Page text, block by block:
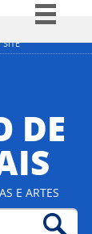
DE
E ARTES